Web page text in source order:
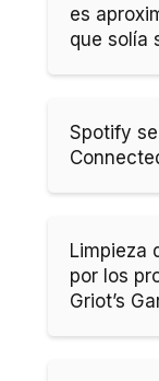
es
que solía
Spotify
Limpieza
por los
Griot’s